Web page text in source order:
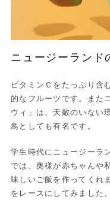
ニュージーランド
ビタミンＣをたっぷり含
的なフルーツです。また
ウィ」は、天敵のいない
鳥としても有名です。
学生時代にニュージーラ
では、奥様が赤ちゃんや
味しいご飯を作ってくれ
をレースにしてみました。